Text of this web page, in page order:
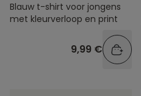
Blauw t-shirt voor jongens
met kleurverloop en print
9,99 €